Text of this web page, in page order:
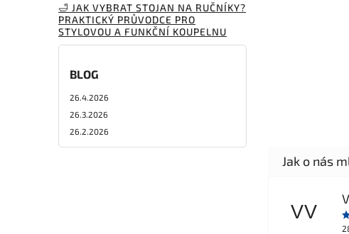
🛁 JAK VYBRAT STOJAN NA RUČNÍKY?
PRAKTICKÝ PRŮVODCE PRO
STYLOVOU A FUNKČNÍ KOUPELNU
BLOG
26.4.2026
26.3.2026
26.2.2026
VV